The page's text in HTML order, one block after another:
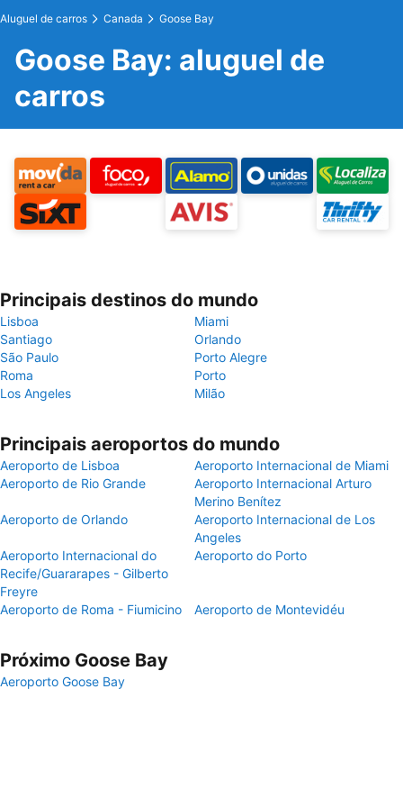
Aluguel de carros Canada Goose Bay
Goose Bay: aluguel de
carros
Principais destinos do mundo
Lisboa
Miami
Santiago
Orlando
São Paulo
Porto Alegre
Roma
Porto
Los Angeles
Milão
Principais aeroportos do mundo
Aeroporto de Lisboa
Aeroporto Internacional de Miami
Aeroporto de Rio Grande
Aeroporto Internacional Arturo
Merino Benítez
Aeroporto de Orlando
Aeroporto Internacional de Los
Angeles
Aeroporto Internacional do
Recife/Guararapes - Gilberto
Freyre
Aeroporto do Porto
Aeroporto de Roma - Fiumicino Aeroporto de Montevidéu
Próximo Goose Bay
Aeroporto Goose Bay